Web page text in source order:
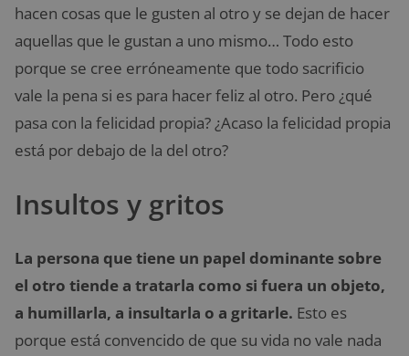
hacen cosas que le gusten al otro y se dejan de hacer
aquellas que le gustan a uno mismo… Todo esto
porque se cree erróneamente que todo sacrificio
vale la pena si es para hacer feliz al otro. Pero ¿qué
pasa con la felicidad propia? ¿Acaso la felicidad propia
está por debajo de la del otro?
Insultos y gritos
La persona que tiene un papel dominante sobre
el otro tiende a tratarla como si fuera un objeto,
a humillarla, a insultarla o a gritarle. Esto es
porque está convencido de que su vida no vale nada